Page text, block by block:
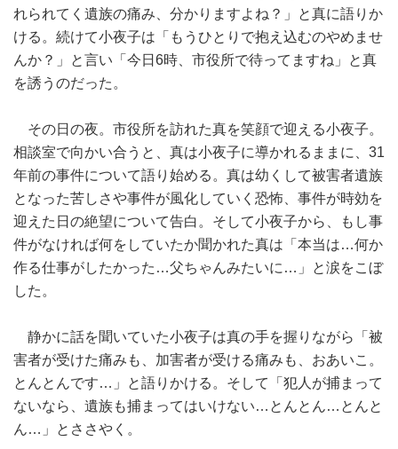
れられてく遺族の痛み、分かりますよね？」と真に語りか
ける。続けて小夜子は「もうひとりで抱え込むのやめませ
んか？」と言い「今日6時、市役所で待ってますね」と真
を誘うのだった。
その日の夜。市役所を訪れた真を笑顔で迎える小夜子。
相談室で向かい合うと、真は小夜子に導かれるままに、31
年前の事件について語り始める。真は幼くして被害者遺族
となった苦しさや事件が風化していく恐怖、事件が時効を
迎えた日の絶望について告白。そして小夜子から、もし事
件がなければ何をしていたか聞かれた真は「本当は…何か
作る仕事がしたかった…父ちゃんみたいに…」と涙をこぼ
した。
静かに話を聞いていた小夜子は真の手を握りながら「被
害者が受けた痛みも、加害者が受ける痛みも、おあいこ。
とんとんです…」と語りかける。そして「犯人が捕まって
ないなら、遺族も捕まってはいけない…とんとん…とんと
ん…」とささやく。